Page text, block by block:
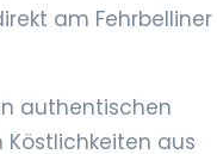
am Fehrbelliner
authentischen
aus